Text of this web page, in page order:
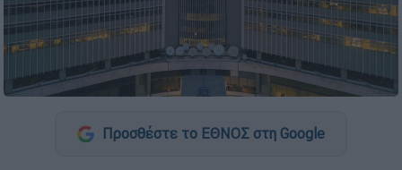
Προσθέστε το ΕΘΝΟΣ στη Google